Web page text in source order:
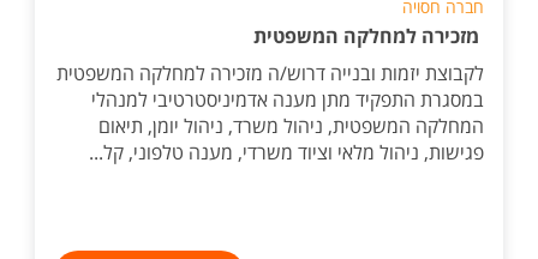
חברה חסויה
מזכירה למחלקה המשפטית
לקבוצת יזמות ובנייה דרוש/ה מזכירה למחלקה המשפטית
במסגרת התפקיד מתן מענה אדמיניסטרטיבי למנהלי
המחלקה המשפטית, ניהול משרד, ניהול יומן, תיאום
פגישות, ניהול מלאי וציוד משרדי, מענה טלפוני, קל...